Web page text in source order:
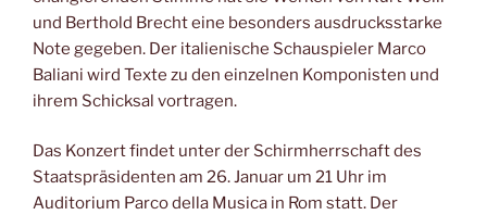
und Berthold Brecht eine besonders ausdrucksstarke
Note gegeben. Der italienische Schauspieler Marco
Baliani wird Texte zu den einzelnen Komponisten und
ihrem Schicksal vortragen.
Das Konzert findet unter der Schirmherrschaft des
Staatspräsidenten am 26. Januar um 21 Uhr im
Auditorium Parco della Musica in Rom statt. Der